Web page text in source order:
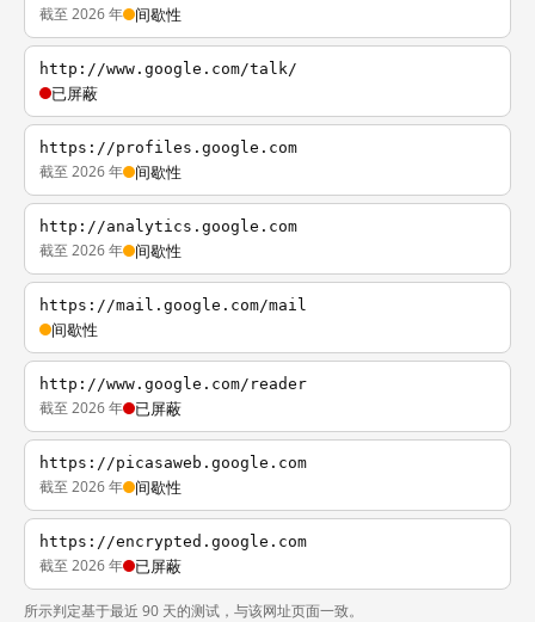
截至 2026 年 间歇性
http://www.google.com/talk/
已屏蔽
https://profiles.google.com
截至 2026 年 间歇性
http://analytics.google.com
截至 2026 年 间歇性
https://mail.google.com/mail
间歇性
http://www.google.com/reader
截至 2026 年 已屏蔽
https://picasaweb.google.com
截至 2026 年 间歇性
https://encrypted.google.com
截至 2026 年 已屏蔽
所示判定基于最近 90 天的测试，与该网址页面一致。